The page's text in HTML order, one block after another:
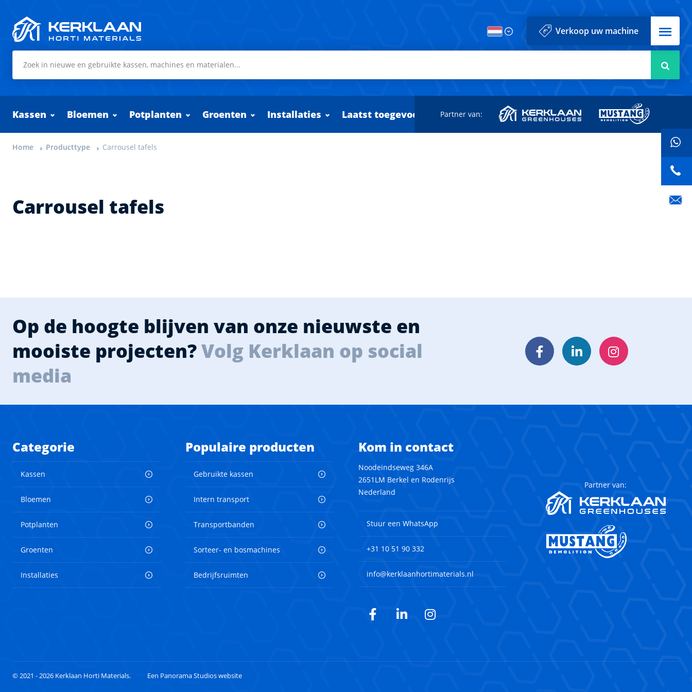
Verkoop uw machine Menu
Kassen Bloemen Potplanten Groenten Installaties Laatst toegevoegd Partner van:
Home Producttype Carrousel tafels
Carrousel tafels
Op de hoogte blijven van onze nieuwste en
mooiste projecten?Volg Kerklaan op social
media
FacebookLinkedInInstagram
Categorie
Kassen
Bloemen
Potplanten
Groenten
Installaties
Populaire producten
Gebruikte kassen
Intern transport
Transportbanden
Sorteer- en bosmachines
Bedrijfsruimten
Kom in contact
Noodeindseweg 346A
2651LM Berkel en Rodenrijs
Nederland
Stuur een WhatsApp
+31 10 51 90 332
info@kerklaanhortimaterials.nl
Facebook
LinkedInInstagram
Partner van:
© 2021 - 2026 Kerklaan Horti Materials. Een Panorama Studios website